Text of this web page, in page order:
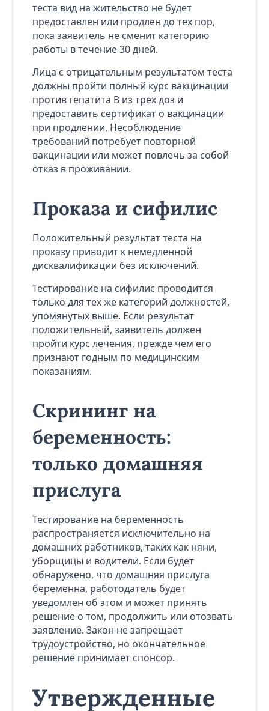
теста вид на жительство не будет
предоставлен или продлен до тех пор,
пока заявитель не сменит категорию
работы в течение 30 дней.
Лица с отрицательным результатом теста
должны пройти полный курс вакцинации
против гепатита В из трех доз и
предоставить сертификат о вакцинации
при продлении. Несоблюдение
требований потребует повторной
вакцинации или может повлечь за собой
отказ в проживании.
Проказа и сифилис
Положительный результат теста на
проказу приводит к немедленной
дисквалификации без исключений.
Тестирование на сифилис проводится
только для тех же категорий должностей,
упомянутых выше. Если результат
положительный, заявитель должен
пройти курс лечения, прежде чем его
признают годным по медицинским
показаниям.
Скрининг на
беременность:
только домашняя
прислуга
Тестирование на беременность
распространяется исключительно на
домашних работников, таких как няни,
уборщицы и водители. Если будет
обнаружено, что домашняя прислуга
беременна, работодатель будет
уведомлен об этом и может принять
решение о том, продолжить или отозвать
заявление. Закон не запрещает
трудоустройство, но окончательное
решение принимает спонсор.
Утвержденные